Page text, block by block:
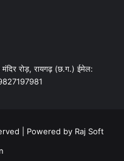
मंदिर रोड़, रायगढ़ (छ.ग.) ईमेल:
| Powered by Raj Soft